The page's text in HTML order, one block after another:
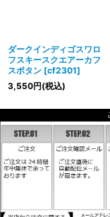
ダークインディゴスワロ
フスキースクエアーカフ
スボタン [cf2301]
3,550円(税込)